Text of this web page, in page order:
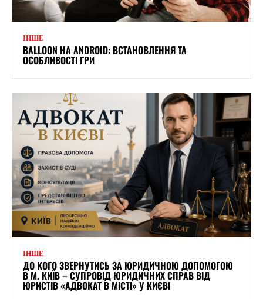
ІНШЕ
BALLOON НА ANDROID: ВСТАНОВЛЕННЯ ТА
ОСОБЛИВОСТІ ГРИ
ІНШЕ
ДО КОГО ЗВЕРНУТИСЬ ЗА ЮРИДИЧНОЮ ДОПОМОГОЮ
В М. КИЇВ – СУПРОВІД ЮРИДИЧНИХ СПРАВ ВІД
ЮРИСТІВ «АДВОКАТ В МІСТІ» У КИЄВІ